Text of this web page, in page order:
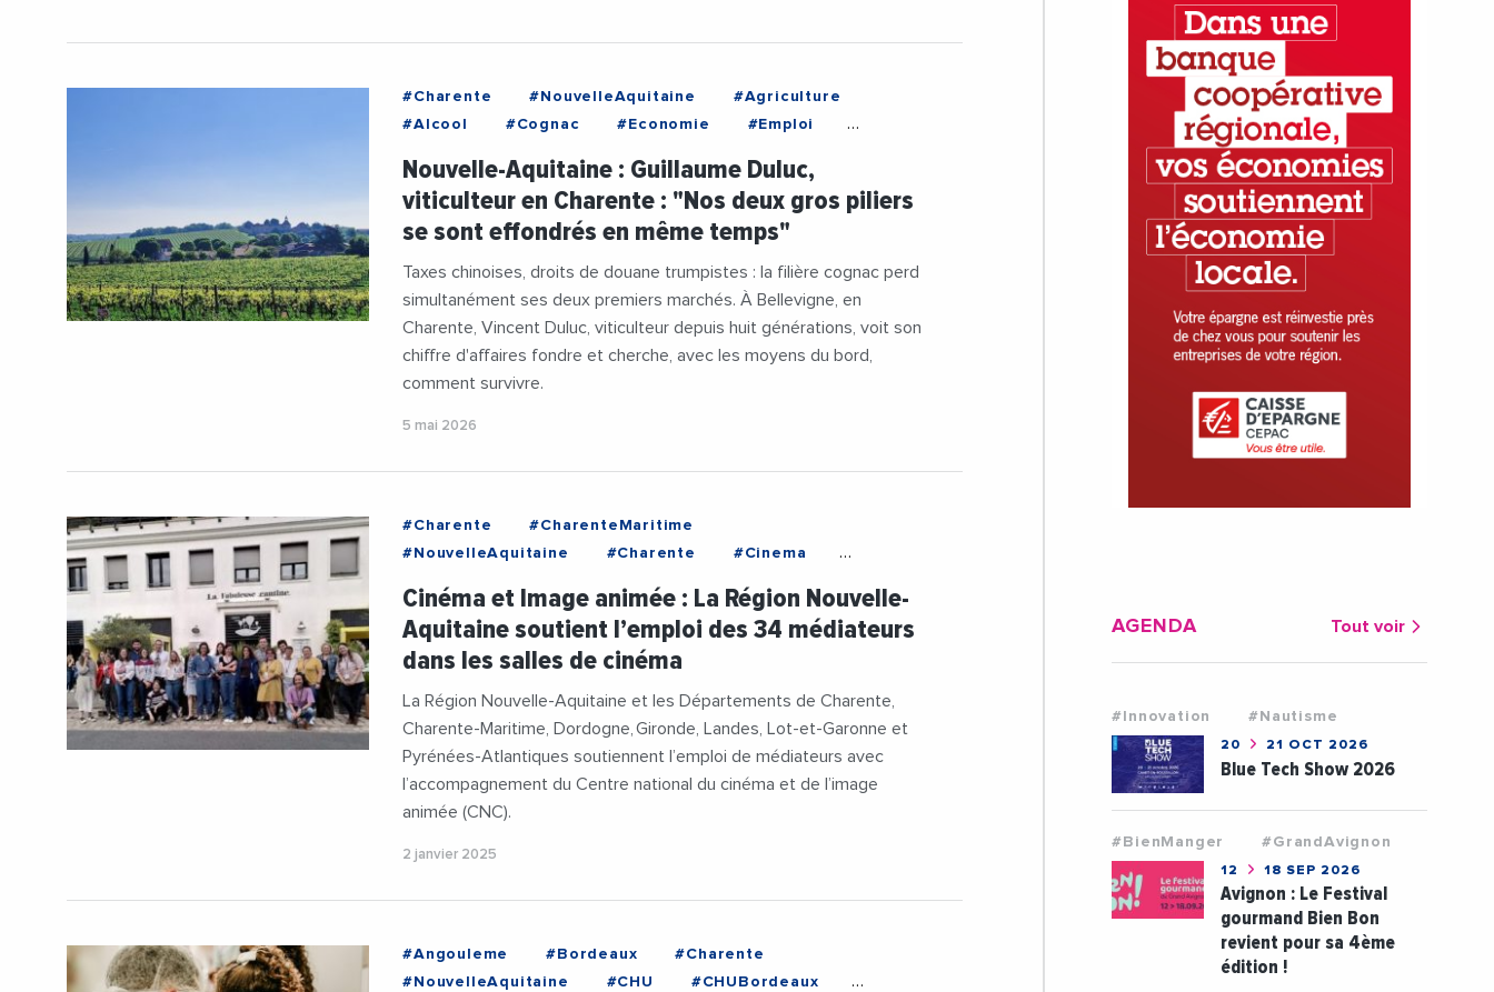
#Charente #NouvelleAquitaine
#Agriculture
#Alcool
#Cognac #Economie
#Emploi
#Patrimoine
#VieDesEntreprises #Vin
Nouvelle-Aquitaine : Guillaume Duluc,
viticulteur en Charente : "Nos deux gros piliers
se sont effondrés en même temps"
Taxes chinoises, droits de douane trumpistes : la filière cognac perd
simultanément ses deux premiers marchés. À Bellevigne, en
Charente, Vincent Duluc, viticulteur depuis huit générations, voit son
chiffre d'affaires fondre et cherche, avec les moyens du bord,
comment survivre.
5 mai 2026
#Charente
#CharenteMaritime
#NouvelleAquitaine
#Charente
#Cinema
#RegionNouvelleAquitaine
Cinéma et Image animée : La Région Nouvelle-
Aquitaine soutient l’emploi des 34 médiateurs
dans les salles de cinéma
La Région Nouvelle-Aquitaine et les Départements de Charente,
Charente-Maritime, Dordogne, Gironde, Landes, Lot-et-Garonne et
Pyrénées-Atlantiques soutiennent l’emploi de médiateurs avec
l’accompagnement du Centre national du cinéma et de l’image
animée (CNC).
2 janvier 2025
#Angouleme #Bordeaux
#Charente
#NouvelleAquitaine
#CHU
#CHUBordeaux
AGENDA Tout voir
#Innovation #Nautisme
20 21 OCT 2026
Blue Tech Show 2026
#BienManger #GrandAvignon
12 18 SEP 2026
Avignon : Le Festival
gourmand Bien Bon
revient pour sa 4ème
édition !